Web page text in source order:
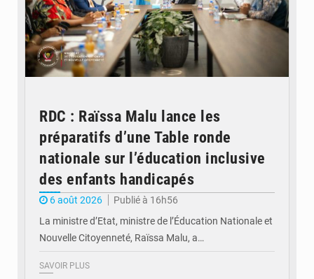
RDC : Raïssa Malu lance les
préparatifs d’une Table ronde
nationale sur l’éducation inclusive
des enfants handicapés
6 août 2026
Publié à 16h56
La ministre d’Etat, ministre de l’Éducation Nationale et
Nouvelle Citoyenneté, Raïssa Malu, a…
SAVOIR PLUS